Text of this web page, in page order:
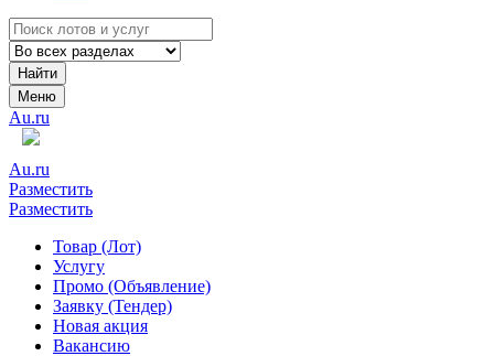
Найти
Меню
Au.ru
Au.ru
Разместить
Разместить
Товар (Лот)
Услугу
Промо (Объявление)
Заявку (Тендер)
Новая акция
Вакансию